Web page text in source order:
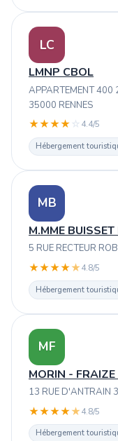
LC
LMNP CBOL
APPARTEMENT 400
35000 RENNES
★★★★ ☆ 4.4/5
Hébergement
MB
M.MME
5 RUE RECTEUR
★★★★★4.8/5
Hébergement
MF
MORIN -
13 RUE D'ANTRAIN
★★★★★4.8/5
Hébergement